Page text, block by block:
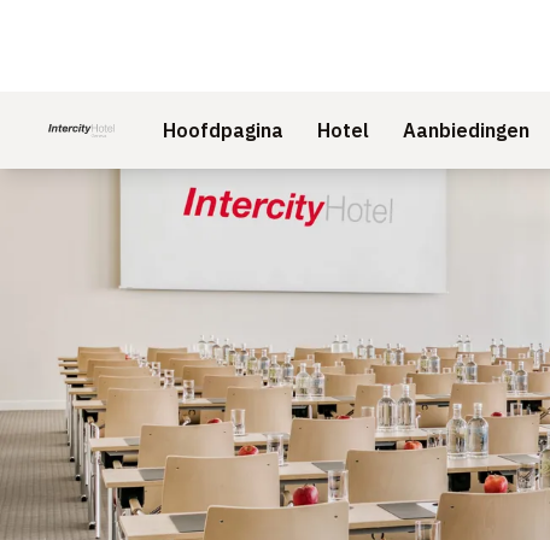
Hoofdpagina Hotel Aanbiedingen